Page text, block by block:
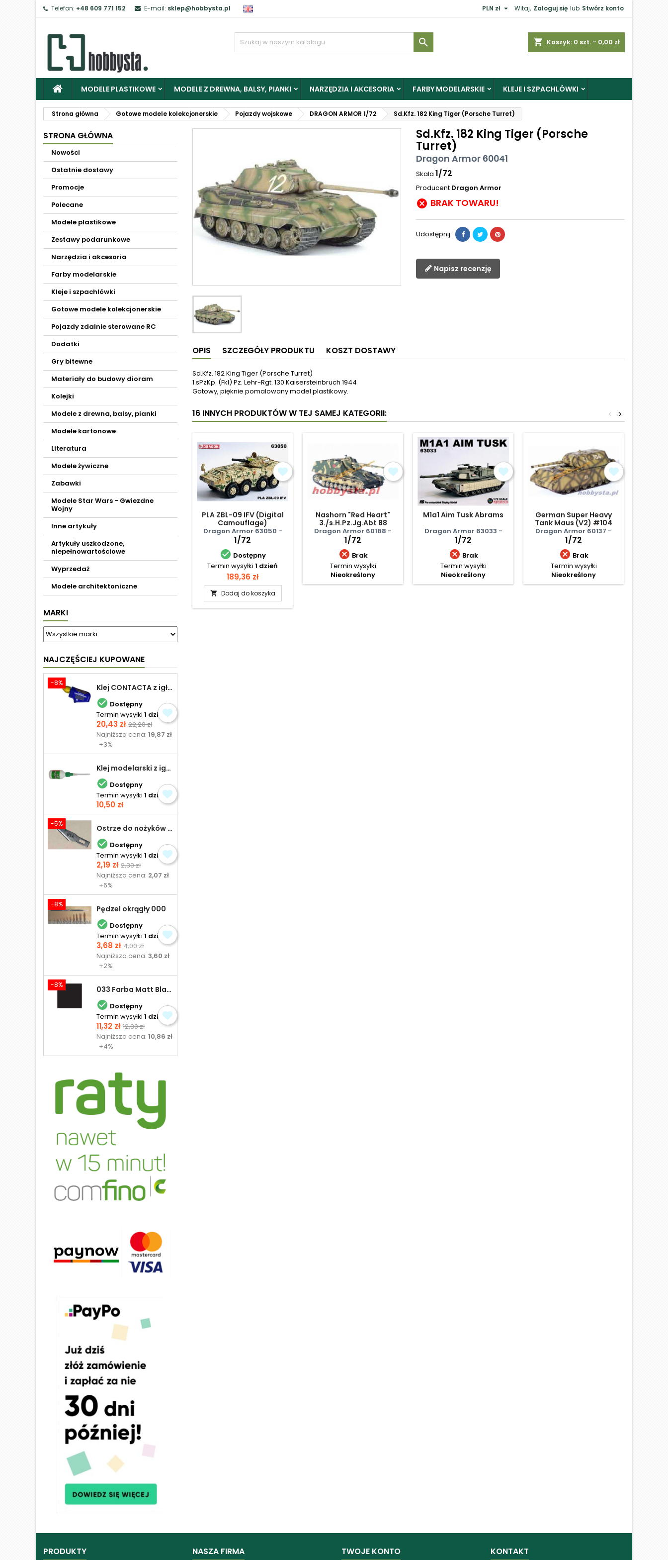
Telefon: +48 609 771 152 E-mail: sklep@hobbysta.pl Witaj, Zaloguj się lub Stwórz konto
PLN zł 
shopping_cart Koszyk: 0 szt. - 0,00 zł

MODELE PLASTIKOWE MODELE Z DREWNA, BALSY, PIANKI NARZĘDZIA I AKCESORIA FARBY MODELARSKIE KLEJE I SZPACHLÓWKI
Strona główna Gotowe modele kolekcjonerskie Pojazdy wojskowe DRAGON ARMOR 1/72 Sd.Kfz. 182 King Tiger (Porsche Turret)
STRONA GŁÓWNA
Nowości
Ostatnie dostawy
Promocje
Polecane
Modele plastikowe
Zestawy podarunkowe
Narzędzia i akcesoria
Farby modelarskie
Kleje i szpachlówki
Gotowe modele kolekcjonerskie
Pojazdy zdalnie sterowane RC
Dodatki
Gry bitewne
Materiały do budowy dioram
Kolejki
Modele z drewna, balsy, pianki
Modele kartonowe
Literatura
Modele żywiczne
Zabawki
Modele Star Wars - Gwiezdne
Wojny
Inne artykuły
Artykuły uszkodzone,
niepełnowartościowe
Wyprzedaż
Modele architektoniczne
MARKI
NAJCZĘŚCIEJ KUPOWANE
-8% Klej CONTACTA z igłą do plastiku 25,0 g
 Dostępny
Termin wysyłki 1 dzień
Cena
20,43 zł Cena
podstawowa
22,20 zł
Najniższa cena:19,87 zł
+3%
Klej modelarski z igłą 30 ml
 Dostępny
Termin wysyłki 1 dzień
Cena
10,50 zł
-5% Ostrze do nożyków Excel
 Dostępny
Termin wysyłki 1 dzień
Cena
2,19 zł Cena
podstawowa
2,30 zł
Najniższa cena: 2,07 zł
+6%
-8% Pędzel okrągły 000
 Dostępny
Termin wysyłki 1 dzień
Cena
3,68 zł Cena
podstawowa
4,00 zł
Najniższa cena:3,60 zł
+2%
-8% 033 Farba Matt Black - olejna
 Dostępny
Termin wysyłki 1 dzień
Cena
11,32 zł Cena
podstawowa
12,30 zł
Najniższa cena:10,86 zł
+4%
Sd.Kfz. 182 King Tiger (Porsche
Turret)
Dragon Armor 60041
Skala 1/72
Producent Dragon Armor
 BRAK TOWARU!
Udostępnij
Napisz recenzję
OPIS SZCZEGÓŁY PRODUKTU KOSZT DOSTAWY
Sd.Kfz. 182 King Tiger (Porsche Turret)
1.sPzKp. (Fkl) Pz. Lehr-Rgt. 130 Kaisersteinbruch 1944
Gotowy, pięknie pomalowany model plastikowy.
16 INNYCH PRODUKTÓW W TEJ SAMEJ KATEGORII: >
<
PLA ZBL-09 IFV (Digital
Camouflage)
Dragon Armor 63050 -
1/72
 Dostępny
Termin wysyłki 1 dzień
Cena
189,36 zł
 Dodaj do koszyka
Nashorn "Red Heart"
3./s.H.Pz.Jg.Abt 88
Dragon Armor 60188 -
1/72
 Brak
Termin wysyłki
Nieokreślony
M1a1 Aim Tusk Abrams
Dragon Armor 63033 -
1/72
 Brak
Termin wysyłki
Nieokreślony
German Super Heavy
Tank Maus (V2) #104
Dragon Armor 60137 -
1/72
 Brak
Termin wysyłki
Nieokreślony
PRODUKTY NASZA FIRMA TWOJE KONTO KONTAKT